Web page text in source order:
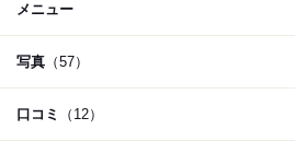
メニュー
写真 （57）
口コミ （12）